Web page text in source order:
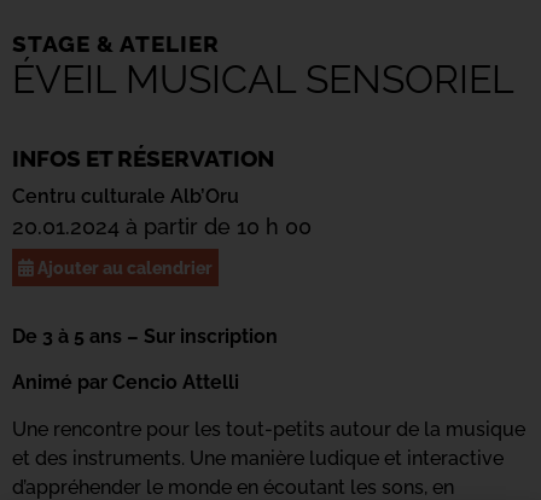
STAGE & ATELIER
ÉVEIL MUSICAL SENSORIEL
INFOS ET RÉSERVATION
Centru culturale Alb’Oru
20.01.2024 à partir de 10 h 00
Ajouter au calendrier
De 3 à 5 ans – Sur inscription
Animé par Cencio Attelli
Une rencontre pour les tout-petits autour de la musique
et des instruments. Une manière ludique et interactive
d’appréhender le monde en écoutant les sons, en